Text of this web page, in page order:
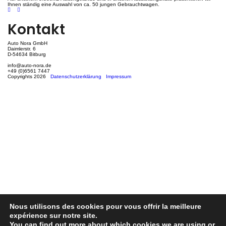
Ihnen ständig eine Auswahl von ca. 50 jungen Gebrauchtwagen.
Kontakt
Auto Nora GmbH
Daimlerstr. 6
D-54634 Bitburg
info@auto-nora.de
+49 (0)6561 7447
Copyrights 2026 Datenschutzerklärung Impressum
Nous utilisons des cookies pour vous offrir la meilleure
expérience sur notre site.